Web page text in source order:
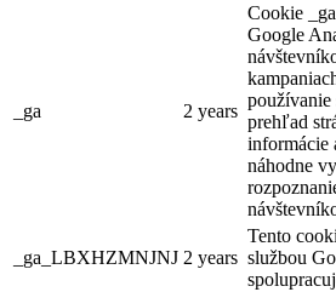
_ga 2 years
Cookie
Google
prehľad
informácie
náhodne
_ga_LBXHZMNJNJ 2 years
Tento
službou